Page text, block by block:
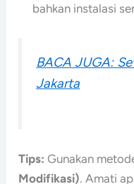
bahkan instalasi
BACA JUGA:
Jakarta
Tips: Gunakan
Modifikasi). Amati